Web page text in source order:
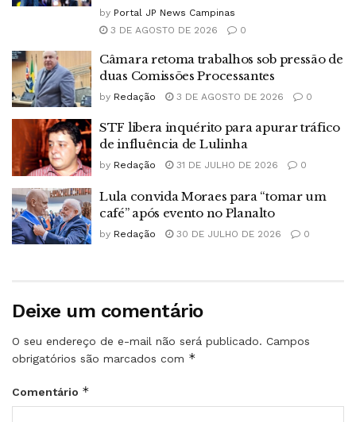
by Portal JP News Campinas
3 DE AGOSTO DE 2026
0
Câmara retoma trabalhos sob pressão de
duas Comissões Processantes
by Redação 3 DE AGOSTO DE 2026 0
STF libera inquérito para apurar tráfico
de influência de Lulinha
by Redação 31 DE JULHO DE 2026 0
Lula convida Moraes para “tomar um
café” após evento no Planalto
by Redação 30 DE JULHO DE 2026 0
Deixe um comentário
O seu endereço de e-mail não será publicado. Campos
obrigatórios são marcados com *
Comentário *